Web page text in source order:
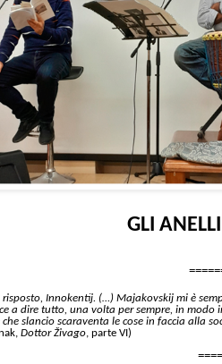
GLI
risposto, Innokentij. (…) Majakovskij mi è
a dire tutto, una volta per sempre, in
slancio scaraventa le cose in faccia alla
Dottor Živago , parte VI)